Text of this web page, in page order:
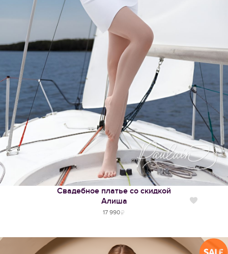
Свадебное платье со скидкой
Алиша
17 990